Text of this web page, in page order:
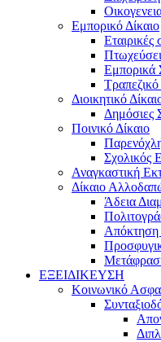
Εμπορικό Δίκαιο
Εταιρικές
Εμπορικά
Τραπεζικό
Διοικητικό
Δημόσιες
Ποινικό Δίκαιο
Σχολικός
Αναγκαστική
Δίκαιο
Άδεια
Απόκτηση
ΕΞΕΙΔΙΚΕΥΣΗ
Κοινωνικό